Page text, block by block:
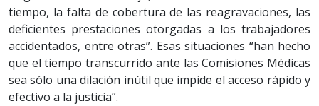
tiempo, la falta de cobertura de las reagravaciones, las
deficientes prestaciones otorgadas a los trabajadores
accidentados, entre otras”. Esas situaciones “han hecho
que el tiempo transcurrido ante las Comisiones Médicas
sea sólo una dilación inútil que impide el acceso rápido y
efectivo a la justicia”.